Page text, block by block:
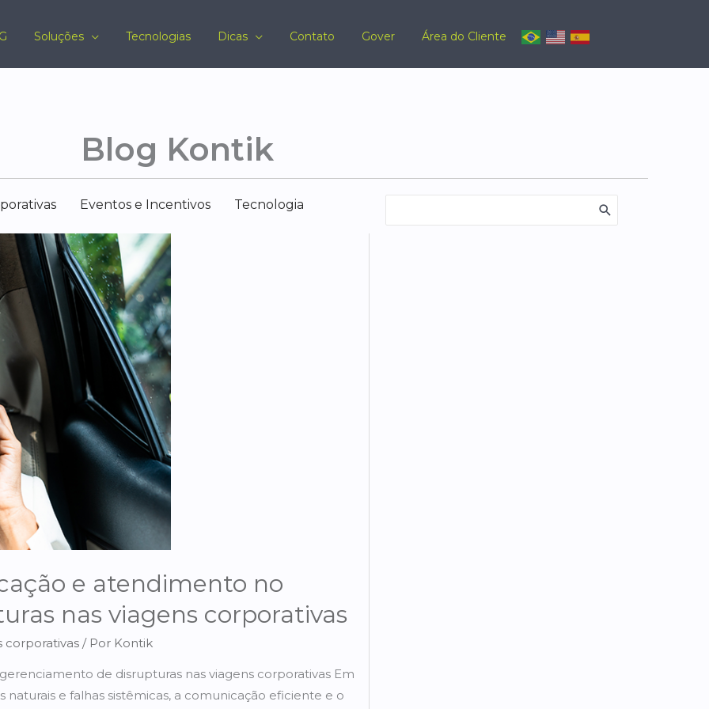
Soluções Tecnologias Dicas Contato Gover Área do Cliente
Blog Kontik
Eventos e Incentivos Tecnologia
e atendimento no
nas viagens corporativas
corporativas / Por Kontik
de disrupturas nas viagens corporativas Em
e falhas sistêmicas, a comunicação eficiente e o